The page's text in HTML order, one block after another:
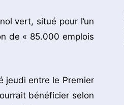
vert, situé pour l’un
de « 85.000 emplois
jeudi entre le Premier
bénéficier selon